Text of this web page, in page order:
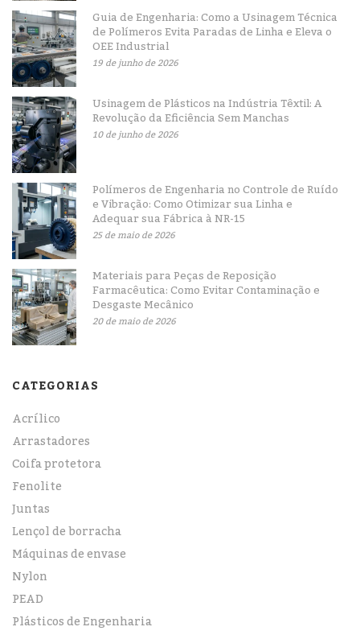
Guia de Engenharia: Como a Usinagem Técnica
de Polímeros Evita Paradas de Linha e Eleva o
OEE Industrial
19 de junho de 2026
Usinagem de Plásticos na Indústria Têxtil: A
Revolução da Eficiência Sem Manchas
10 de junho de 2026
Polímeros de Engenharia no Controle de Ruído
e Vibração: Como Otimizar sua Linha e
Adequar sua Fábrica à NR-15
25 de maio de 2026
Materiais para Peças de Reposição
Farmacêutica: Como Evitar Contaminação e
Desgaste Mecânico
20 de maio de 2026
CATEGORIAS
Acrílico
Arrastadores
Coifa protetora
Fenolite
Juntas
Lençol de borracha
Máquinas de envase
Nylon
PEAD
Plásticos de Engenharia